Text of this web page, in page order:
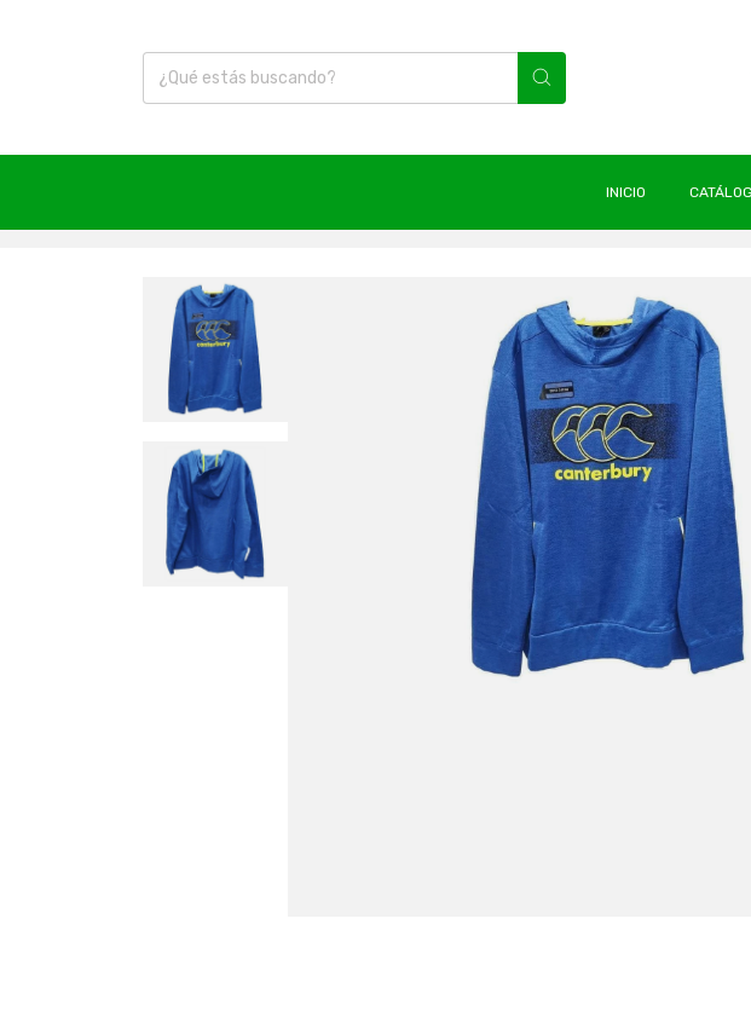
INICIO